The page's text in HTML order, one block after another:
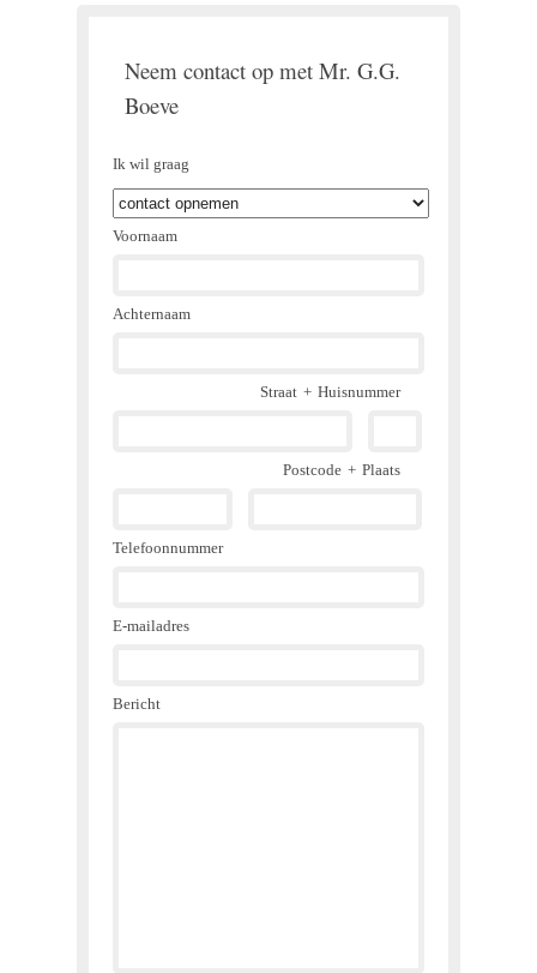
Neem contact op met Mr. G.G.
Boeve
Ik wil graag
Voornaam
Achternaam
Straat + Huisnummer
Postcode + Plaats
Telefoonnummer
E-mailadres
Bericht